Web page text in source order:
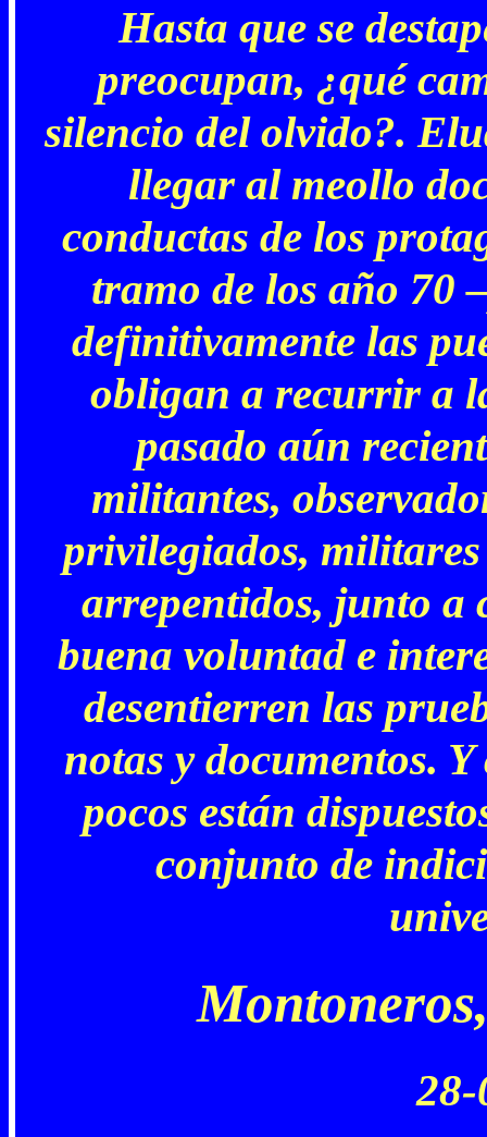
Hasta que se
preocupan, ¿qué
silencio del olvido?.
llegar al meollo
conductas de los
tramo de los año 70
definitivamente las
obligan a recurrir a
pasado aún
militantes,
privilegiados,
arrepentidos, junto a
buena voluntad e
desentierren las
notas y documentos.
pocos están
conjunto de
28-